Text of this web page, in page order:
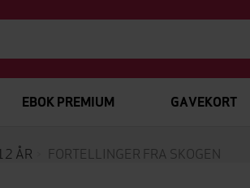
EBOK PREMIUM GAVEKORT
ÅR FORTELLINGER FRA SKOGEN